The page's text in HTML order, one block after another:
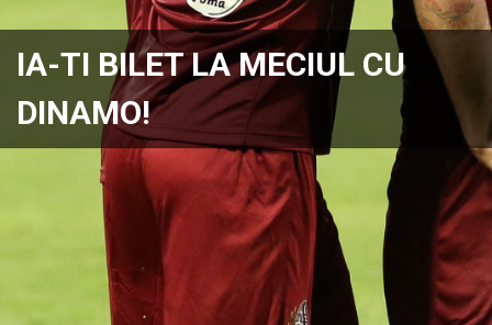
IA-TI BILET LA MECIUL CU
DINAMO!